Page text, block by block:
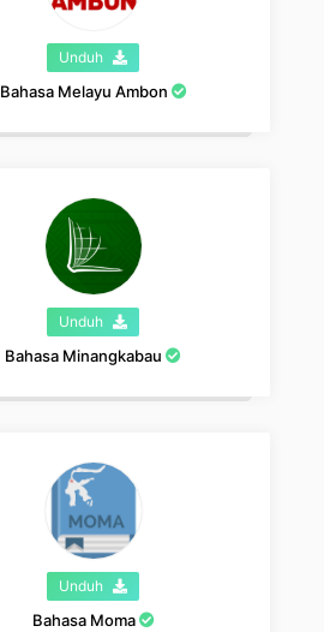
Unduh
Bahasa Melayu Ambon
Unduh
Bahasa Minangkabau
Unduh
Bahasa Moma